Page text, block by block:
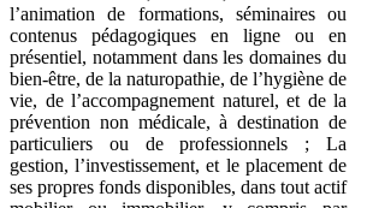
l’animation de formations, séminaires ou
contenus pédagogiques en ligne ou en
présentiel, notamment dans les domaines du
bien-être, de la naturopathie, de l’hygiène de
vie, de l’accompagnement naturel, et de la
prévention non médicale, à destination de
particuliers ou de professionnels ; La
gestion, l’investissement, et le placement de
ses propres fonds disponibles, dans tout actif